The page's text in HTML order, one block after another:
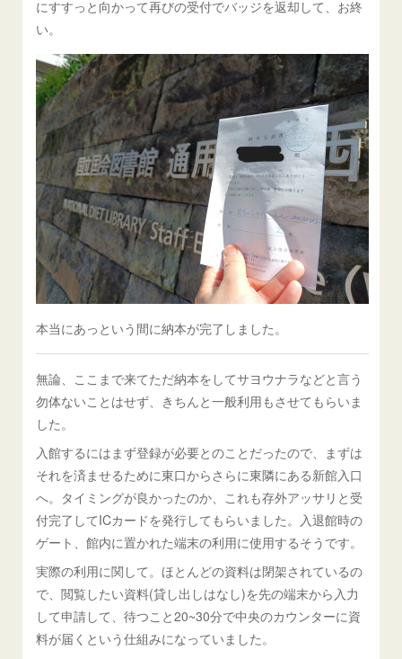
にすすっと向かって再びの受付でバッジを返却して、お終
い。
本当にあっという間に納本が完了しました。
無論、ここまで来てただ納本をしてサヨウナラなどと言う
勿体ないことはせず、きちんと一般利用もさせてもらいま
した。
入館するにはまず登録が必要とのことだったので、まずは
それを済ませるために東口からさらに東隣にある新館入口
へ。タイミングが良かったのか、これも存外アッサリと受
付完了してICカードを発行してもらいました。入退館時の
ゲート、館内に置かれた端末の利用に使用するそうです。
実際の利用に関して。ほとんどの資料は閉架されているの
で、閲覧したい資料(貸し出しはなし)を先の端末から入力
して申請して、待つこと20~30分で中央のカウンターに資
料が届くという仕組みになっていました。